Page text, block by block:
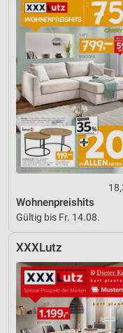
Wohnenpreishits
Gültig bis Fr. 14.08.
XXXLutz
Messung der
Analyse von
Kombinationen von
Quellen
Entwicklung und
Verwendung
Inhalten
IAB-Besonderheiten:
Verwendung genauer
Geräte anhand von
Nicht-IAB-
Notwendig
Performance